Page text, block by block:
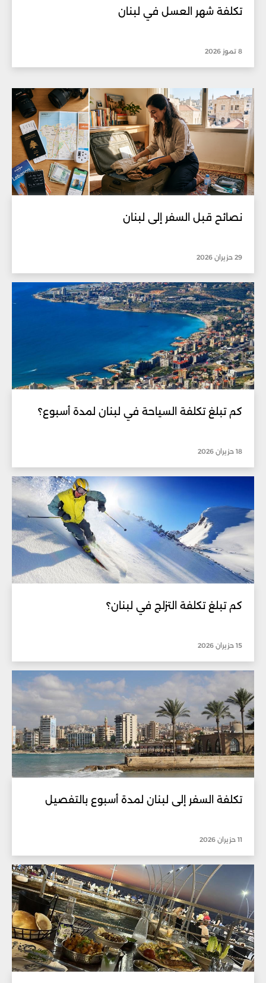
تكلفة شهر العسل في لبنان
8 تموز 2026
نصائح قبل السفر إلى لبنان
29 حزيران 2026
كم تبلغ تكلفة السياحة في لبنان لمدة أسبوع؟
18 حزيران 2026
كم تبلغ تكلفة التزلج في لبنان؟
15 حزيران 2026
تكلفة السفر إلى لبنان لمدة أسبوع بالتفصيل
11 حزيران 2026